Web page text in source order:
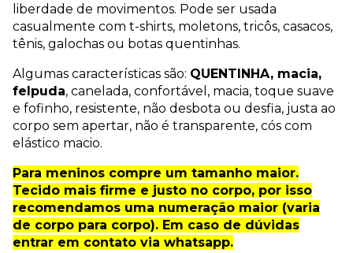
liberdade de movimentos. Pode ser usada
casualmente com t-shirts, moletons, tricôs, casacos,
tênis, galochas ou botas quentinhas.
Algumas características são: QUENTINHA, macia,
felpuda, canelada, confortável, macia, toque suave
e fofinho, resistente, não desbota ou desfia, justa ao
corpo sem apertar, não é transparente, cós com
elástico macio.
Para meninos compre um tamanho maior.
Tecido mais firme e justo no corpo, por isso
recomendamos uma numeração maior (varia
de corpo para corpo). Em caso de dúvidas
entrar em contato via whatsapp.